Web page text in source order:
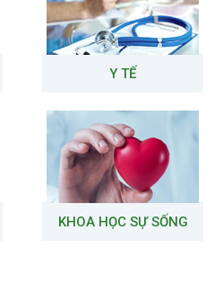
Y TẾ
KHOA HỌC SỰ SỐNG